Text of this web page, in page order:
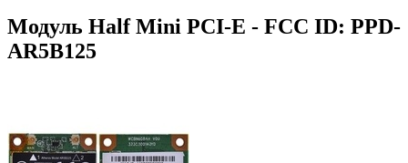
Модуль Half Mini PCI-E - FCC ID: PPD-
AR5B125